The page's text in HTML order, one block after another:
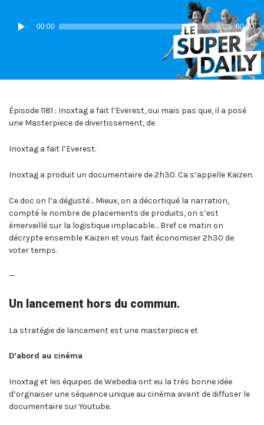
Lecteur
audio
00:00 00:00
Épisode 1181 : Inoxtag a fait l’Everest, oui mais pas que, il a posé
une Masterpiece de divertissement, de
Inoxtag a fait l’Everest.
Inoxtag a produit un documentaire de 2h30. Ca s’appelle Kaizen.
Ce doc on l’a dégusté… Mieux, on a décortiqué la narration,
compté le nombre de placements de produits, on s’est
émerveillé sur la logistique implacable… Bref ce matin on
décrypte ensemble Kaizen et vous fait économiser 2h30 de
voter temps.
—
Un lancement hors du commun.
La stratégie de lancement est une masterpiece et
D’abord au cinéma
Inoxtag et les équipes de Webedia ont eu la très bonne idée
d’orgnaiser une séquence unique au cinéma avant de diffuser le
documentaire sur Youtube.